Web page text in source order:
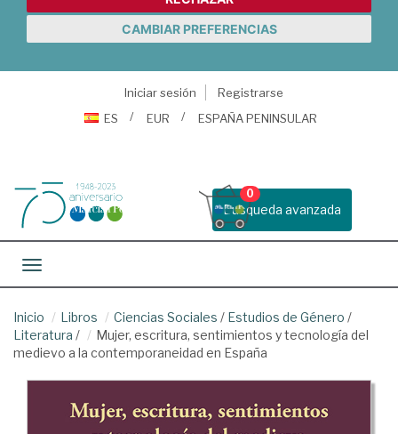
CAMBIAR PREFERENCIAS
Iniciar sesión
Registrarse
ES
EUR ESPAÑA PENINSULAR
Busqueda avanzada
0
Toggle navigation
Inicio Libros Ciencias Sociales / Estudios de Género /
Literatura /
Mujer, escritura, sentimientos y tecnología del
medievo a la contemporaneidad en España